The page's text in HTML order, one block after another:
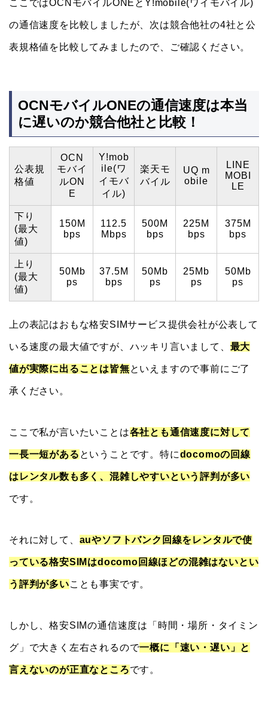
ここではOCNモバイルONEとY!mobile(ワイモバイル)
の通信速度を比較しましたが、次は競合他社の4社と公
表規格値を比較してみましたので、ご確認ください。
OCNモバイルONEの通信速度は本当
に遅いのか競合他社と比較！
公表規
格値
OCN
モバイ
ルON
E
Y!mob
ile(ワ
イモバ
イル)
楽天モ
バイル
UQ m
obile
LINE
MOBI
LE
下り
(最大
値)
150M
bps
112.5
Mbps
500M
bps
225M
bps
375M
bps
上り
(最大
値)
50Mb
ps
37.5M
bps
50Mb
ps
25Mb
ps
50Mb
ps
上の表記はおもな格安SIMサービス提供会社が公表して
いる速度の最大値ですが、ハッキリ言いまして、 最大
値が実際に出ることは皆無といえますので事前にご了
承ください。
ここで私が言いたいことは各社とも通信速度に対して
一長一短がある ということです。特にdocomoの回線
はレンタル数も多く、混雑しやすいという評判が多い
です。
それに対して、 auやソフトバンク回線をレンタルで使
っている格安SIMはdocomo回線ほどの混雑はないとい
う評判が多いことも事実です。
しかし、格安SIMの通信速度は「時間・場所・タイミン
グ」で大きく左右されるので一概に「速い・遅い」と
言えないのが正直なところです。